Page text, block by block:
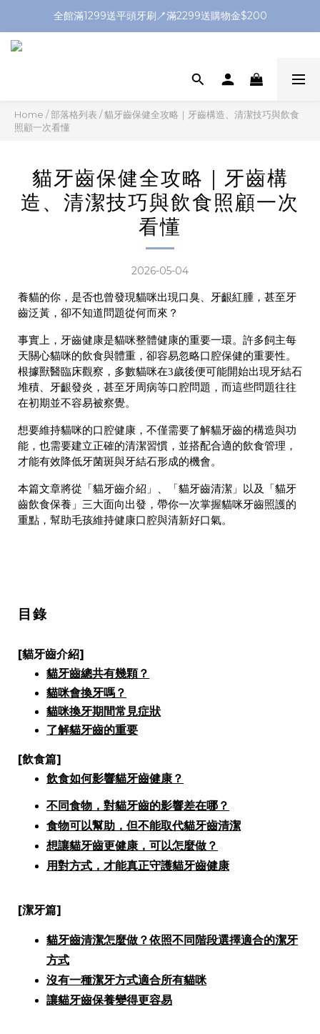
全館滿1299送平頭牙刷🪥滿2299送購物金$200
全館滿1299送平頭牙刷🪥滿2299送購物金$200
加入官方LINE送$50優惠券🔗
全館滿1299送平頭牙刷🪥滿2299送購物金$200
Home /部落格列表 /貓牙齒保健全攻略｜牙齒構造、清潔技巧與飲食
照顧一次看懂
貓牙齒保健全攻略｜牙齒構
造、清潔技巧與飲食照顧一次
看懂
2026-05-04
養貓的你，是否也曾發現貓咪出現口臭、牙齦紅腫，甚至牙
齒泛黃，卻不知道問題從何而來？
事實上，牙齒健康是貓咪整體健康的重要一環。許多飼主每
天關心貓咪的飲食與體重，卻容易忽略口腔保健的重要性。
根據獸醫臨床觀察，多數貓咪在3歲後便可能開始出現牙結石
堆積、牙齦發炎，甚至牙周病等口腔問題，而這些問題往往
在初期並不容易被察覺。
想要維持貓咪的口腔健康，不僅需要了解貓牙齒的構造與功
能，也需要建立正確的清潔習慣，並搭配合適的飲食管理，
才能有效降低牙菌斑與牙結石形成的機會。
本篇文章將從「貓牙齒介紹」、「貓牙齒清潔」以及「貓牙
齒飲食保養」三大面向出發，帶你一次掌握貓咪牙齒照護的
重點，幫助毛孩維持健康口腔與清新好口氣。
目錄
[貓牙齒介紹]
貓牙齒總共有幾顆？
貓咪會換牙嗎？
貓咪換牙期間常見症狀
了解貓牙齒的重要
[飲食篇]
飲食如何影響貓牙齒健康？
不同食物，對貓牙齒的影響差在哪？
食物可以幫助，但不能取代貓牙齒清潔
想讓貓牙齒更健康，可以怎麼做？
用對方式，才能真正守護貓牙齒健康
[潔牙篇]
貓牙齒清潔怎麼做？依照不同階段選擇適合的潔牙
方式
沒有一種潔牙方式適合所有貓咪
讓貓牙齒保養變得更容易